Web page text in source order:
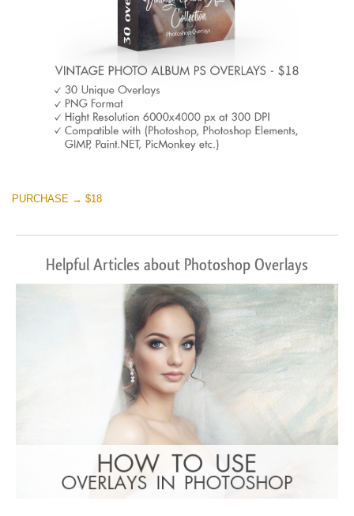
PURCHASE → $18
Helpful Articles about Photoshop Overlays